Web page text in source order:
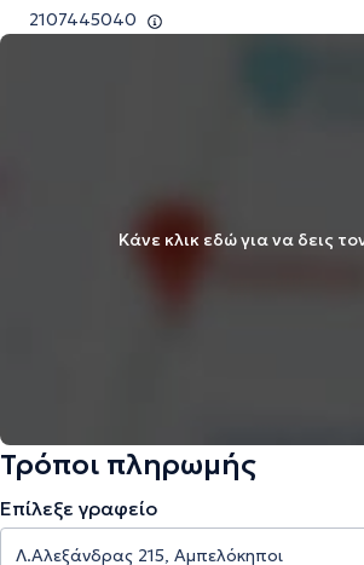
2107445040
Κάνε κλικ εδώ για να δεις
Τρόποι πληρωμής
Επίλεξε γραφείο